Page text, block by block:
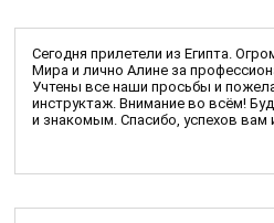
Сегодня прилетели из Египта.
Мира и лично Алине за
Учтены все наши просьбы и
инструктаж. Внимание во всём!
и знакомым. Спасибо, успехов вам